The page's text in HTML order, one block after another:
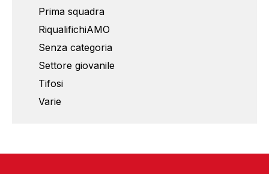
Prima squadra
RiqualifichiAMO
Senza categoria
Settore giovanile
Tifosi
Varie